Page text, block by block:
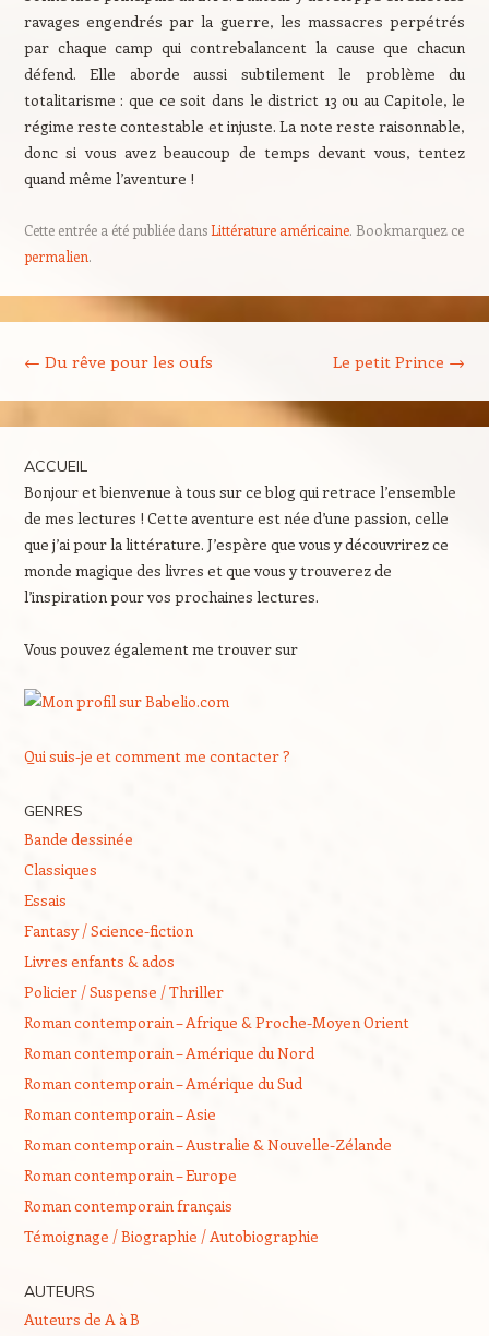
ravages engendrés par la guerre, les massacres perpétrés
par chaque camp qui contrebalancent la cause que chacun
défend. Elle aborde aussi subtilement le problème du
totalitarisme : que ce soit dans le district 13 ou au Capitole, le
régime reste contestable et injuste. La note reste raisonnable,
donc si vous avez beaucoup de temps devant vous, tentez
quand même l’aventure !
Cette entrée a été publiée dansLittérature américaine. Bookmarquez ce
permalien.
← Du rêve pour les oufs Le petit Prince →
ACCUEIL
Bonjour et bienvenue à tous sur ce blog qui retrace l’ensemble
de mes lectures ! Cette aventure est née d’une passion, celle
que j’ai pour la littérature. J’espère que vous y découvrirez ce
monde magique des livres et que vous y trouverez de
l’inspiration pour vos prochaines lectures.
Vous pouvez également me trouver sur
Qui suis-je et comment me contacter ?
GENRES
Bande dessinée
Classiques
Essais
Fantasy / Science-fiction
Livres enfants & ados
Policier / Suspense / Thriller
Roman contemporain – Afrique & Proche-Moyen Orient
Roman contemporain – Amérique du Nord
Roman contemporain – Amérique du Sud
Roman contemporain – Asie
Roman contemporain – Australie & Nouvelle-Zélande
Roman contemporain – Europe
Roman contemporain français
Témoignage / Biographie / Autobiographie
AUTEURS
Auteurs de A à B